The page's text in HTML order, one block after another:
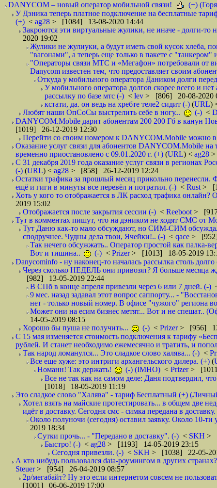
DANYCOM – новый оператор мобильной связи!
(+)
У Дэника теперь платное подключение на бесплатные
(+) < ag28 > [1084] 13-08-2020 14:44
Закроются эти виртуальные жулики, не иначе - долги-то
2020 19:02
Жулики не жулиуки, а будут иметь свой кусок хлеба,
"вагонами", а теперь еще только в пакете с
"Операторы связи МТС и «Мегафон» потребовали от
Danycom известен тем, что предоставляет своим
Откуда у мобильного оператора Даником долги
У мобильного оператора долгов скорее всего и
рассылку по базе мтс (-) < lev > [806] 20-08-2020
кстати, да. он ведь на хребте теле2 сидит (-) (URL)
Любят наши ОпСоСы выстрелить себе в ногу...
(-) <
DANYCOM.Mobile дарит абонентам 200 200 Гб в канун
[1019] 26-12-2019 12:30
Перейти со своим номером к DANYCOM.Mobile можно в
Оказание услуг связи для абонентов DANYCOM.Mobile
временно приостановлено с 09.01.2020 г. (+) (URL) < ag28 >
С 31 декабря 2019 года оказание услуг связи в регионах
(-) (URL) < ag28 > [858] 26-12-2019 12:24
Остатки трафика за прошлый месяц прикольно
ещё и гиги в минуты все перевёл и потратил. (-) < Rust >
Хоть у кого то отображается в ЛК расход трафика
2019 15:02
Отображается после закрытия сессии (-) < Reeboot >
Тут в комментах пишут, что на дэником не ходят СМС от
Тут Даню как-то мало обсуждают, но СИМ-СИМ
сподручнее. Чудны дела твои, Ячейки!.. (-) < qace > [952]
Так нечего обсужжать.. Оператор простой как палка-
Вот и тишина..
(-) < Prizer> [1013] 18-05-2019
Danycominfo - ну наконец-то началась рассылка столь
Через сколько НЕДЕЛЬ они привозят? Я больше месяца
[982] 13-05-2019 22:44
В СПб в конце апреля привезли через 6 или 7 дней. (-)
9 мес. назад задавал этот вопрос саппорту... -
нет - только новый номер. В офисе "чужого" региона
Может они на есим бизнес метят... Вот и не спешат..
14-05-2019 08:15
Хорошо бы пуша не получить...
(-) < Prizer> [956]
С 15 мая изменяется стоимость подключения к тарифу
рублей. И станет необходимо ежемесячно и тратить, и
Так народ ломанулся... Это сладкое слово халява... (-) <
Все еще хуже: это интриги архангельского дилера. (+) (
Номанн! Так держать!
(-) (IMHO) < Prizer>
Все не так как на самом деле: Даня подтвердил,
[1018] 18-05-2019 11:19
Это сладкое слово "Халява" - тариф Бесплатный (+)
Хотел взять на майские протестировать... в общем две
идёт в доставку. Сегодня смс - симка передана в
Около полуночи (сегодня) оставил заявку. Около 10-ти
2019 18:34
Сутки прочь... - "Передано в доставку". (-) < SKH >
Быстро! (-) < ag28 > [1193] 14-05-2019 23:15
Сегодня привезли. (-) < SKH > [1038] 22-05-
А кто нибудь пользовался data-роумингом в других
Steuer> [954] 26-04-2019 08:57
2р/мегабайт? Ну это если интернетом совсем не
[1001] 06-06-2019 17:00